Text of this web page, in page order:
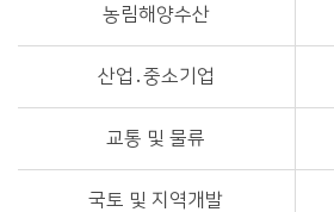
농림해양수산
산업․중소기업
교통 및 물류
국토 및 지역개발